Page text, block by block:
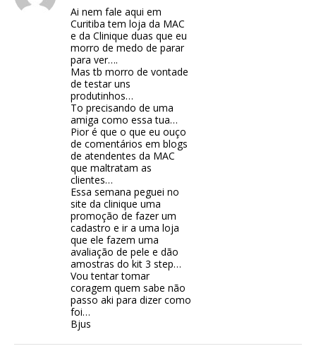
Ai nem fale aqui em
Curitiba tem loja da MAC
e da Clinique duas que eu
morro de medo de parar
para ver….
Mas tb morro de vontade
de testar uns
produtinhos…
To precisando de uma
amiga como essa tua…
Pior é que o que eu ouço
de comentários em blogs
de atendentes da MAC
que maltratam as
clientes…
Essa semana peguei no
site da clinique uma
promoção de fazer um
cadastro e ir a uma loja
que ele fazem uma
avaliação de pele e dão
amostras do kit 3 step…
Vou tentar tomar
coragem quem sabe não
passo aki para dizer como
foi…
Bjus